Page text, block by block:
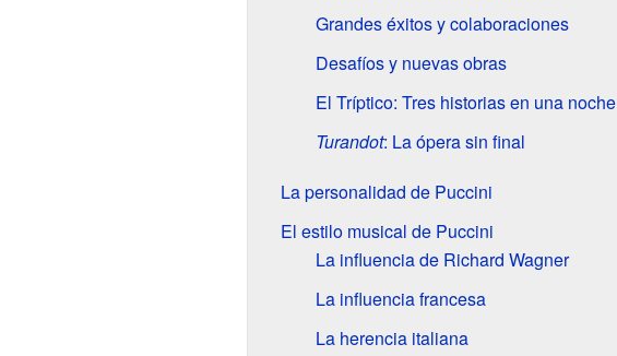
Grandes éxitos y colaboraciones
Desafíos y nuevas obras
El Tríptico: Tres historias en una noche
Turandot: La ópera sin final
La personalidad de Puccini
El estilo musical de Puccini
La influencia de Richard Wagner
La influencia francesa
La herencia italiana